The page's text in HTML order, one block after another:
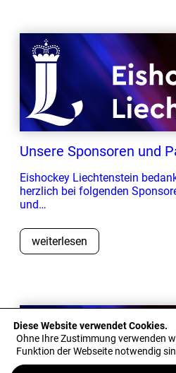
Unsere Sponsoren und
Eishockey Liechtenstein
herzlich bei folgenden
und…
weiterlesen
Medienarchiv
Diese Website verwendet Cookies.
Ohne Ihre Zustimmung verwenden
Funktion der Webseite notwendig